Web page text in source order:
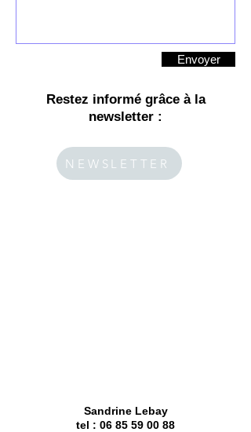
Envoyer
Restez informé grâce à la
newsletter :
NEWSLETTER
Sandrine Lebay
tel : 06 85 59 00 88